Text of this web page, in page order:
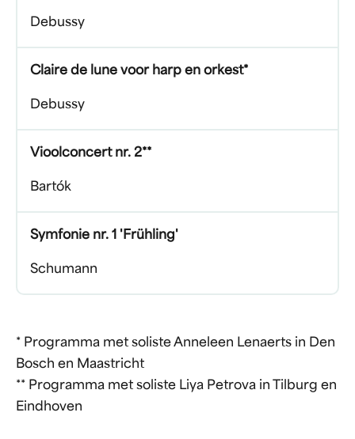
Debussy
Claire de lune voor harp en orkest*
Debussy
Vioolconcert nr. 2**
Bartók
Symfonie nr. 1 'Frühling'
Schumann
* Programma met soliste Anneleen Lenaerts in Den
Bosch en Maastricht
** Programma met soliste Liya Petrova in Tilburg en
Eindhoven